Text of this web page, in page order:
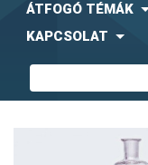
ÁTFOGÓ TÉMÁK
KAPCSOLAT